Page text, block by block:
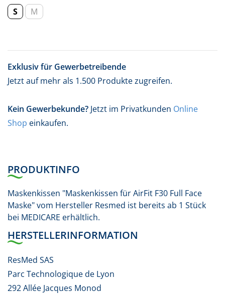
S M
Exklusiv für Gewerbetreibende
Jetzt auf mehr als 1.500 Produkte zugreifen.
Kein Gewerbekunde? Jetzt im Privatkunden Online
Shop einkaufen.
PRODUKTINFO
Maskenkissen "Maskenkissen für AirFit F30 Full Face
Maske" vom Hersteller Resmed ist bereits ab 1 Stück
bei MEDICARE erhältlich.
HERSTELLERINFORMATION
ResMed SAS
Parc Technologique de Lyon
292 Allée Jacques Monod